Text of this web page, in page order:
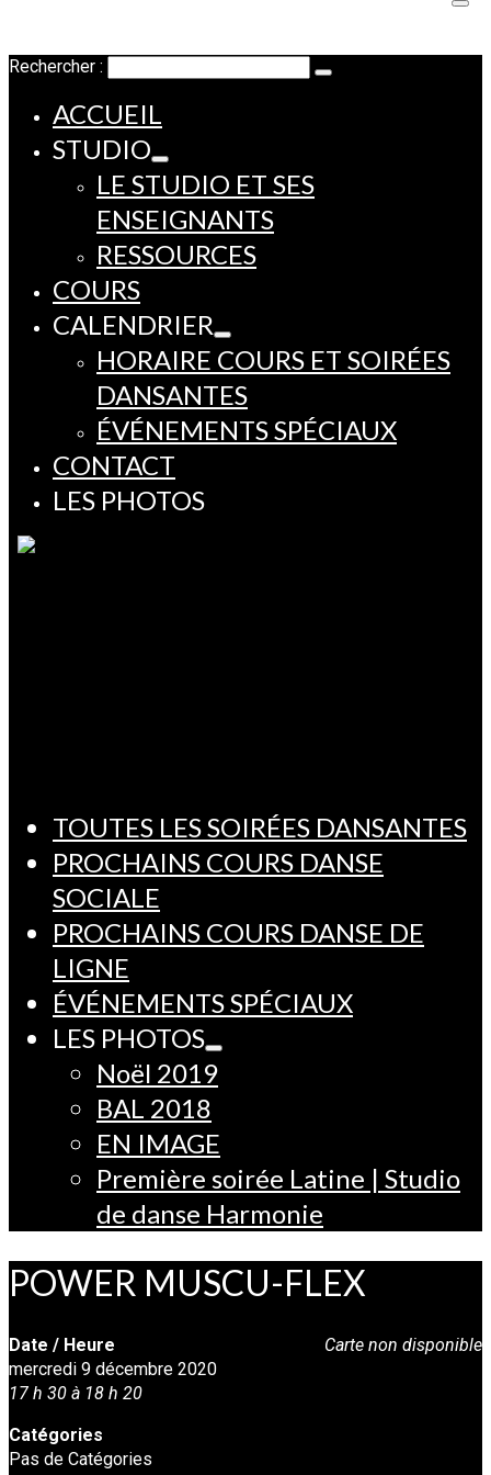
Rechercher :
ACCUEIL
STUDIO
LE STUDIO ET SES
ENSEIGNANTS
RESSOURCES
COURS
CALENDRIER
HORAIRE COURS ET SOIRÉES
DANSANTES
ÉVÉNEMENTS SPÉCIAUX
CONTACT
LES PHOTOS
TOUTES LES SOIRÉES DANSANTES
PROCHAINS COURS DANSE
SOCIALE
PROCHAINS COURS DANSE DE
LIGNE
ÉVÉNEMENTS SPÉCIAUX
LES PHOTOS
Noël 2019
BAL 2018
EN IMAGE
Première soirée Latine | Studio
de danse Harmonie
POWER MUSCU-FLEX
Carte non disponible
Date / Heure
mercredi 9 décembre 2020
17 h 30 à 18 h 20
Catégories
Pas de Catégories